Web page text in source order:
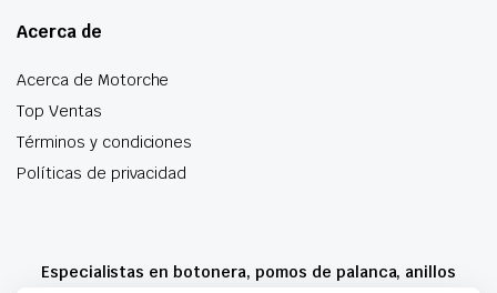
Acerca de
Acerca de Motorche
Top Ventas
Términos y condiciones
Políticas de privacidad
Especialistas en botonera, pomos de palanca, anillos